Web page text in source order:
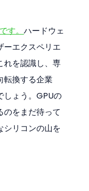
す。ハードウェ
ーエクスペリエ
れを認識し、専
転換する企業
しょう。GPUの
のをまだ待って
シリコンの山を